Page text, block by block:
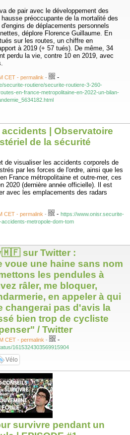
de pair avec le développement des
préoccupante de la mortalité des
de déplacements personnels
déplore Florence Guillaume. En
sur les routes, un chiffre en
à 2019 (+ 57 tués). De même, 34
perdu la vie, contre 10 en 2019, avec
CET - permalink - -
securite-routiere/securite-routiere-3-260-
en-france-metropolitaine-en-2022-un-bilan-
| Observatoire
de la sécurité
de visualiser les accidents corporels de
par les forces de l'ordre, ainsi que les
France métropolitaine et outre-mer, ces
2020 (dernière année officielle). Il est
avec les emplacements des radars
CET - permalink - - https://www.onisr.securite-
metropole-dom-tom
sur Twitter :
voue une haine sans nom
les pendules à
râler, me bloquer,
en appeler à qui
changerai pas d'avis la
bien trop de cycliste
/ Twitter
CET - permalink - -
1615324303569915904
Vélo
survivre pendant un